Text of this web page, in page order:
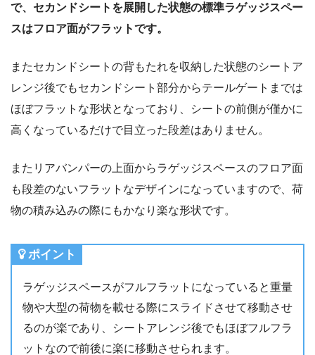
で、セカンドシートを展開した状態の標準ラゲッジスペー
スはフロア面がフラットです。
またセカンドシートの背もたれを収納した状態のシートア
レンジ後でもセカンドシート部分からテールゲートまでは
ほぼフラットな形状となっており、シートの前側が僅かに
高くなっているだけで目立った段差はありません。
またリアバンパーの上面からラゲッジスペースのフロア面
も段差のないフラットなデザインになっていますので、荷
物の積み込みの際にもかなり楽な形状です。
ポイント
ラゲッジスペースがフルフラットになっていると重量
物や大型の荷物を載せる際にスライドさせて移動させ
るのが楽であり、シートアレンジ後でもほぼフルフラ
ットなので前後に楽に移動させられます。